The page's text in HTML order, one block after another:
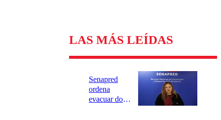
LAS MÁS LEÍDAS
Senapred
ordena
evacuar dos